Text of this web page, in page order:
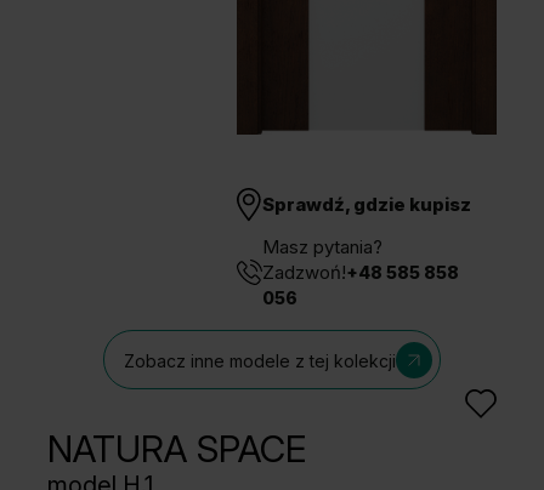
Sprawdź, gdzie kupisz
Masz pytania?
Zadzwoń!+48 585 858
056
Zobacz inne modele z tej kolekcji
NATURA SPACE